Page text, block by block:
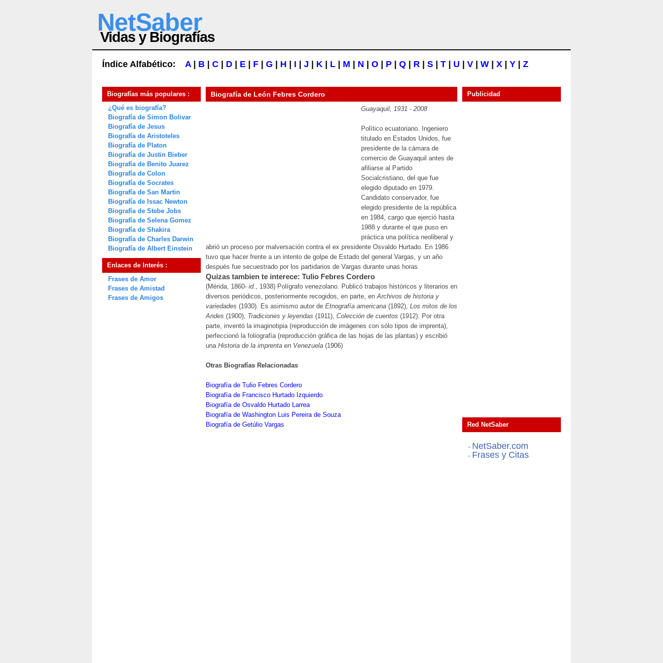
NetSaber
Vidas y Biografías
Índice Alfabético: A| B C D E F G H I J K L M N O P Q R S T U V W X Y Z
Biografías más populares :
¿Qué es biografía?
Biografía de Simon Bolivar
Biografía de Jesus
Biografía de Aristoteles
Biografía de Platon
Biografía de Justin Bieber
Biografía de Benito Juarez
Biografía de Colon
Biografía de Socrates
Biografía de San Martin
Biografía de Issac Newton
Biografía de Stebe Jobs
Biografía de Selena Gomez
Biografía de Shakira
Biografía de Charles Darwin
Biografía de Albert Einstein
Enlaces de Interés :
Frases de Amor
Frases de Amistad
Frases de Amigos
Biografía de León Febres Cordero
Guayaquil, 1931 - 2008
Político ecuatoriano. Ingeniero
titulado en Estados Unidos, fue
presidente de la cámara de
comercio de Guayaquil antes de
afiliarse al Partido
Socialcristiano, del que fue
elegido diputado en 1979.
Candidato conservador, fue
elegido presidente de la república
en 1984, cargo que ejerció hasta
1988 y durante el que puso en
práctica una política neoliberal y
abrió un proceso por malversación contra el ex presidente Osvaldo Hurtado. En 1986
tuvo que hacer frente a un intento de golpe de Estado del general Vargas, y un año
después fue secuestrado por los partidarios de Vargas durante unas horas
Quizas tambien te interece: Tulio Febres Cordero
(Mérida, 1860- id., 1938) Polígrafo venezolano. Publicó trabajos históricos y literarios en
diversos periódicos, posteriormente recogidos, en parte, enArchivos de historia y
variedades (1930). Es asimismo autor de Etnografía americana (1892), Los mitos de los
Andes (1900), Tradiciones y leyendas (1911), Colección de cuentos (1912). Por otra
parte, inventó la imaginotipia (reproducción de imágenes con sólo tipos de imprenta),
perfeccionó la foliografía (reproducción gráfica de las hojas de las plantas) y escribió
una Historia de la imprenta en Venezuela (1906)
Otras Biografías Relacionadas
Biografía de Tulio Febres Cordero
Biografía de Francisco Hurtado Izquierdo
Biografía de Osvaldo Hurtado Larrea
Biografía de Washington Luis Pereira de Souza
Biografía de Getúlio Vargas
Publicidad
Red NetSaber
- NetSaber.com
- Frases y Citas